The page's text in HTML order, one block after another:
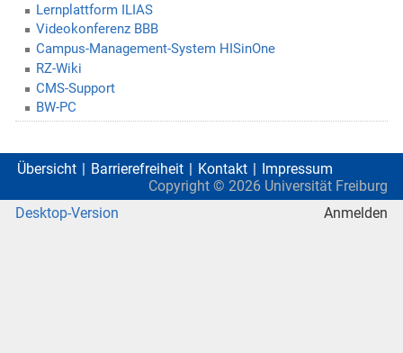
Lernplattform ILIAS
Videokonferenz BBB
Campus-Management-System HISinOne
RZ-Wiki
CMS-Support
BW-PC
Übersicht Barrierefreiheit Kontakt
Impressum
Copyright © 2026 Universität Freiburg
Desktop-Version
Anmelden